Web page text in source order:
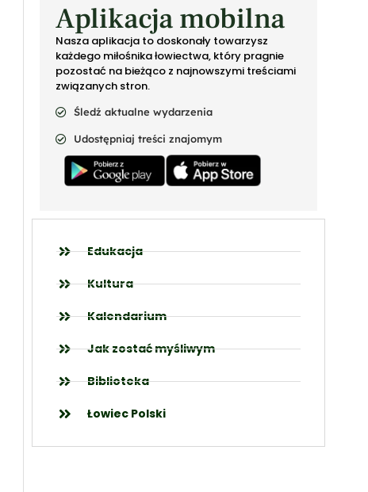
Aplikacja mobilna
Nasza aplikacja to doskonały towarzysz
każdego miłośnika łowiectwa, który pragnie
pozostać na bieżąco z najnowszymi treściami
związanych stron.
Śledź aktualne wydarzenia
Udostępniaj treści znajomym
Edukacja
Kultura
Kalendarium
Jak zostać myśliwym
Biblioteka
Łowiec Polski